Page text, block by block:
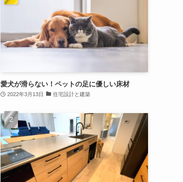
愛犬が滑らない！ペットの足に優しい床材
2022年3月13日 住宅設計と建築